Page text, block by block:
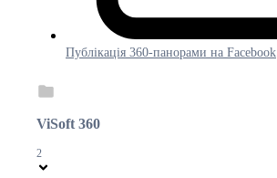
Публікація 360-панорами на Facebook
ViSoft 360
2